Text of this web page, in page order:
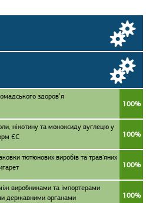
здоров’я
100%
нікотину та моноксиду вуглецю у
ЄС
100%
тютюнових виробів та трав'яних
100%
виробниками та імпортерами
державними органами
100%